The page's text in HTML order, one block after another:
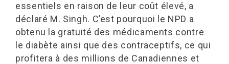
essentiels en raison de leur coût élevé, a
déclaré M. Singh. C’est pourquoi le NPD a
obtenu la gratuité des médicaments contre
le diabète ainsi que des contraceptifs, ce qui
profitera à des millions de Canadiennes et